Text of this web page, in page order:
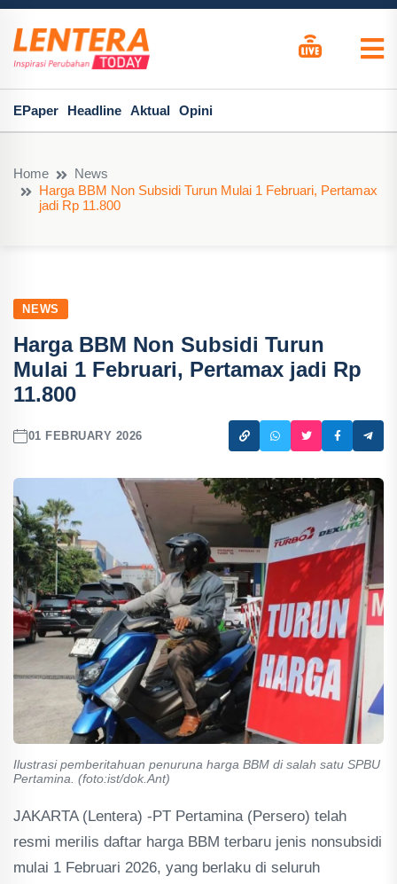
EPaper Headline Aktual Opini
Home
News
Harga BBM Non Subsidi Turun Mulai 1 Februari, Pertamax
jadi Rp 11.800
NEWS
Harga BBM Non Subsidi Turun
Mulai 1 Februari, Pertamax jadi Rp
11.800
01 FEBRUARY 2026
Ilustrasi pemberitahuan penuruna harga BBM di salah satu SPBU
Pertamina. (foto:ist/dok.Ant)
JAKARTA (Lentera) -PT Pertamina (Persero) telah
resmi merilis daftar harga BBM terbaru jenis nonsubsidi
mulai 1 Februari 2026, yang berlaku di seluruh